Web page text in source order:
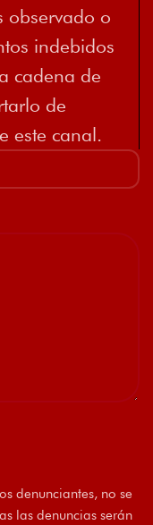
observado o
indebidos
cadena de
de
este canal.
denunciantes, no se
las denuncias serán